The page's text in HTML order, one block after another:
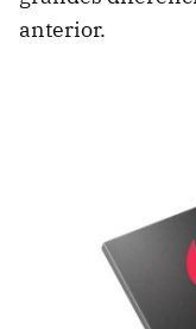
anterior.